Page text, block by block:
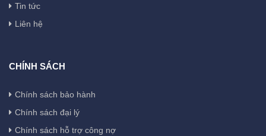
Tin tức
Liên hệ
CHÍNH SÁCH
Chính sách bảo hành
Chính sách đại lý
Chính sách hỗ trợ công nợ